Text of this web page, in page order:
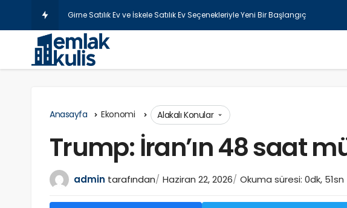
Şişli Laze
Anasayfa Ekonomi Alakalı Konular
Trump: İran’ın 48 saat
admin tarafından Haziran 22, 2026 Okuma süresi: 0dk, 51sn